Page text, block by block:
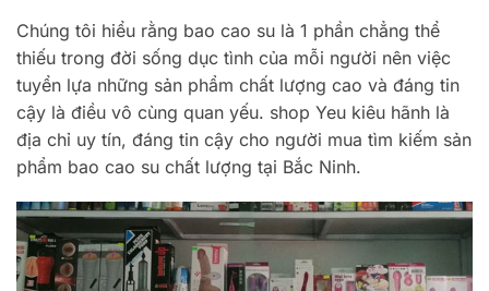
Chúng tôi hiểu rằng bao cao su là 1 phần chẳng thể
thiếu trong đời sống dục tình của mỗi người nên việc
tuyển lựa những sản phẩm chất lượng cao và đáng tin
cậy là điều vô cùng quan yếu. shop Yeu kiêu hãnh là
địa chỉ uy tín, đáng tin cậy cho người mua tìm kiếm sản
phẩm bao cao su chất lượng tại Bắc Ninh.